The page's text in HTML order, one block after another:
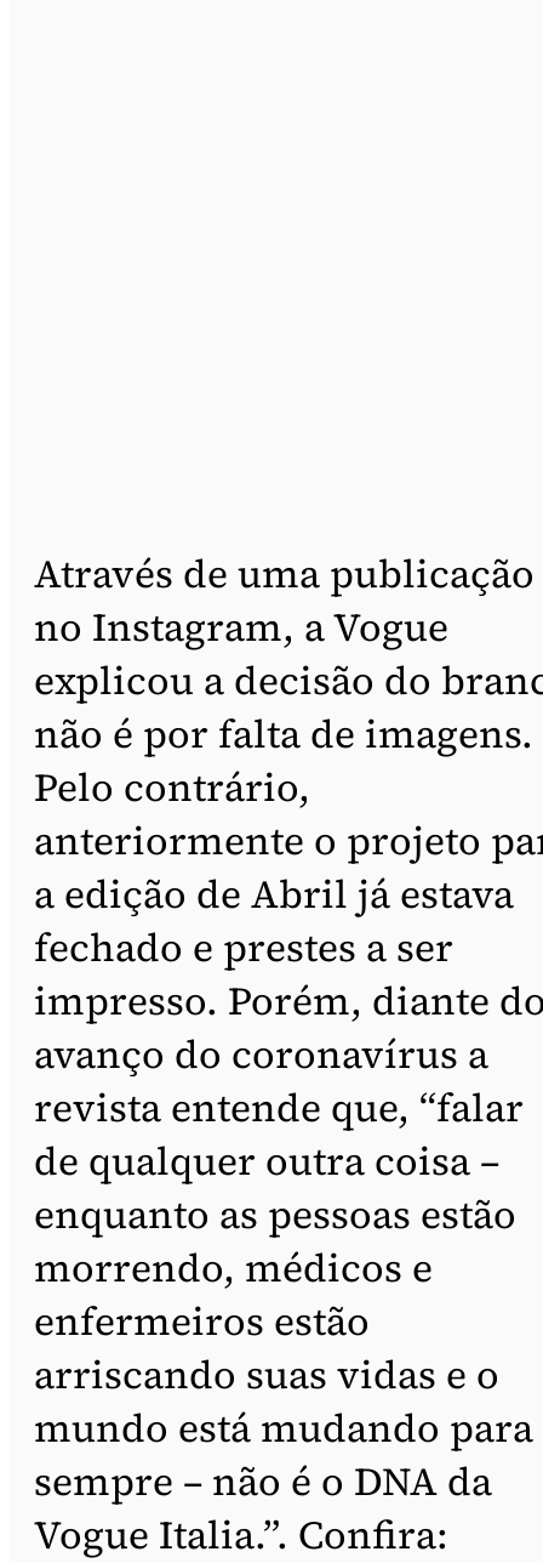
Através de uma publicação
no Instagram, a Vogue
explicou a decisão do
não é por falta de imagens.
Pelo contrário,
anteriormente o projeto
a edição de Abril já estava
fechado e prestes a ser
impresso. Porém, diante
avanço do coronavírus a
revista entende que, “falar
de qualquer outra coisa –
enquanto as pessoas estão
morrendo, médicos e
enfermeiros estão
arriscando suas vidas e o
mundo está mudando para
sempre – não é o DNA da
Vogue Italia.”. Confira: